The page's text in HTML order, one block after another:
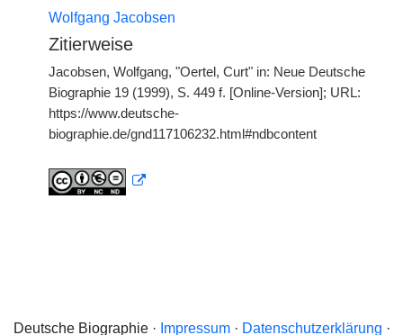
Wolfgang Jacobsen
Zitierweise
Jacobsen, Wolfgang, "Oertel, Curt" in: Neue Deutsche
Biographie 19 (1999), S. 449 f. [Online-Version]; URL:
https://www.deutsche-
biographie.de/gnd117106232.html#ndbcontent
Deutsche Biographie · Impressum· Datenschutzerklärung ·